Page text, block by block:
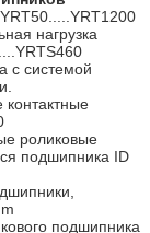
нагрузка
с системой
роликовые
подшипника ID
подшипника